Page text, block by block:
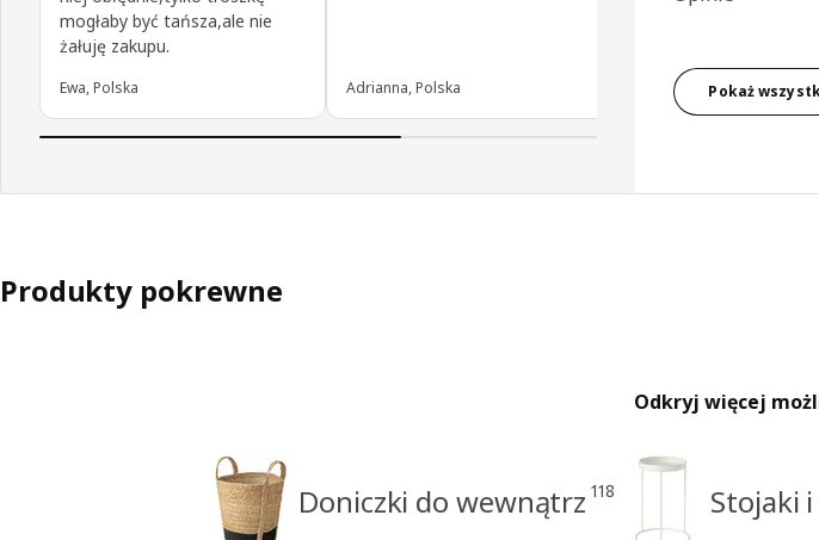
mogłaby być tańsza,ale nie
żałuję zakupu.
Ewa, Polska Adrianna, Polska Aneta, PolskaPokaż
Produkty pokrewne
Odkryj więcej
Doniczki do wewnątrz 118 Stojaki